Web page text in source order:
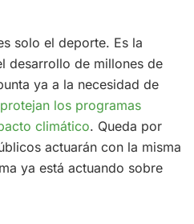
solo el deporte. Es la
desarrollo de millones de
ya a la necesidad de
los programas
climático. Queda por
actuarán con la misma
ya está actuando sobre